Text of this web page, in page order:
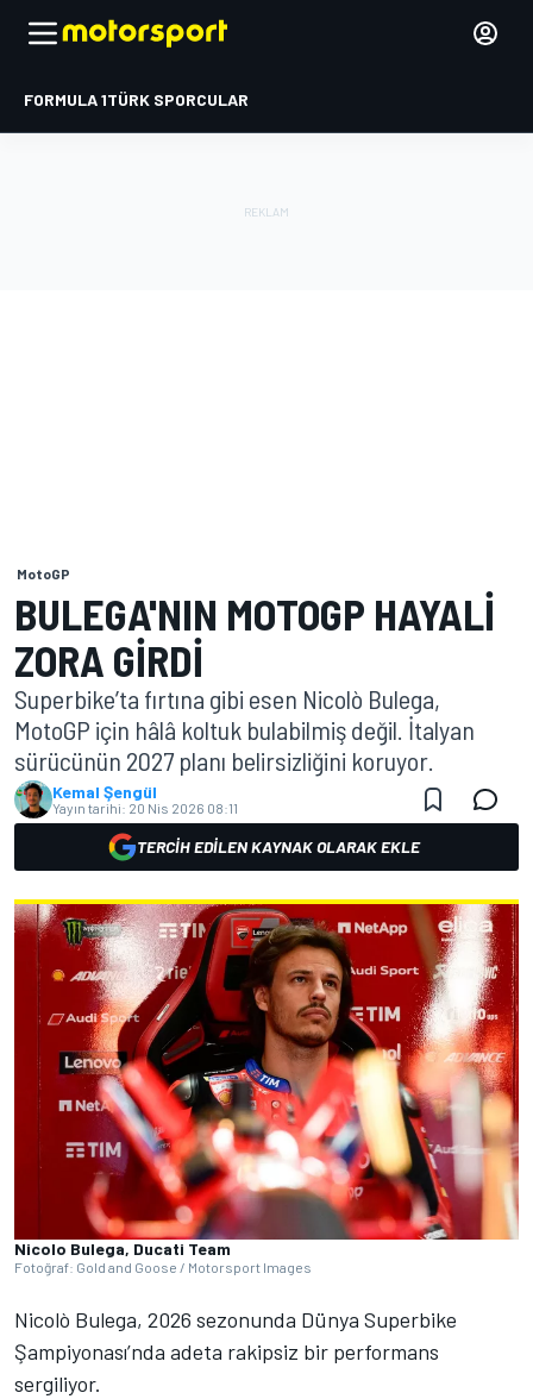
FORMULA 1TÜRK SPORCULAR
MotoGP
BULEGA'NIN MOTOGP HAYALI
ZORA GIRDI
Superbike’ta fırtına gibi esen Nicolò Bulega,
MotoGP için hâlâ koltuk bulabilmiş değil. İtalyan
sürücünün 2027 planı belirsizliğini koruyor.
Kemal Şengül
Yayın tarihi: 20 Nis 2026 08:11
TERCIH EDILEN KAYNAK OLARAK EKLE
Nicolo Bulega, Ducati Team
Fotoğraf: Gold and Goose / Motorsport Images
Nicolò Bulega, 2026 sezonunda Dünya Superbike
Şampiyonası’nda adeta rakipsiz bir performans
sergiliyor.